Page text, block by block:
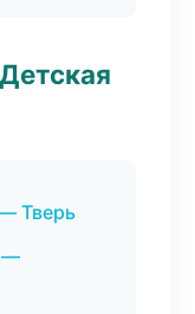
Тверь
—